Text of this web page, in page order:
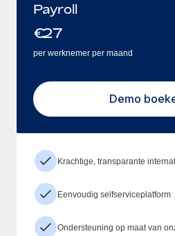
Payroll
€27
per werknemer per maand
Demo
Krachtige, transparante
Eenvoudig selfserviceplatform
Ondersteuning op maat van